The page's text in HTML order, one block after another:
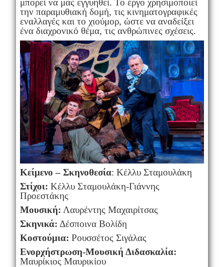
μπορεί να μας εγγυηθεί. Το έργο χρησιμοποιεί
την παραμυθιακή δομή, τις κινηματογραφικές
εναλλαγές και το χιούμορ, ώστε να αναδείξει
ένα διαχρονικό θέμα, τις ανθρώπινες σχέσεις.
Κείμενο – Σκηνοθεσία: Κέλλυ Σταμουλάκη
Στίχοι: Κέλλυ Σταμουλάκη-Γιάννης
Προεστάκης
Μουσική: Λαυρέντης Μαχαιρίτσας
Σκηνικά: Δέσποινα Βολίδη
Κοστούμια: Ρουσσέτος Σιγάλας
Ενορχήστρωση-Μουσική Διδασκαλία:
Μαυρίκιος Μαυρικίου